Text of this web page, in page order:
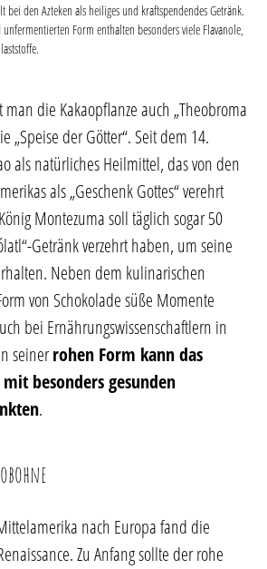
bei den Azteken als heiliges und kraftspendendes Getränk.
Form enthalten besonders viele Flavanole,
die Kakaopflanze auch „Theobroma
„Speise der Götter“. Seit dem 14.
als natürliches Heilmittel, das von den
als „Geschenk Gottes“ verehrt
Montezuma soll täglich sogar 50
Getränk verzehrt haben, um seine
Neben dem kulinarischen
von Schokolade süße Momente
bei Ernährungswissenschaftlern in
seinerrohen Form kann das
besonders gesunden
.
nach Europa fand die
Zu Anfang sollte der rohe